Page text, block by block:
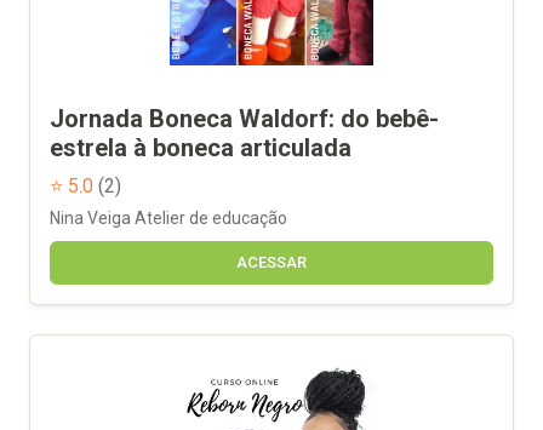
Jornada Boneca Waldorf: do bebê-
estrela à boneca articulada
⭐ 5.0 (2)
Nina Veiga Atelier de educação
ACESSAR